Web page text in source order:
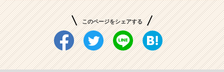
このページをシェアする